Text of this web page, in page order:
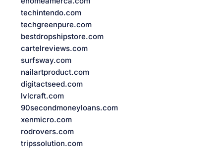
techintendo.com
techgreenpure.com
bestdropshipstore.com
cartelreviews.com
surfsway.com
nailartproduct.com
digitactseed.com
lvlcraft.com
90secondmoneyloans.com
xenmicro.com
rodrovers.com
tripssolution.com